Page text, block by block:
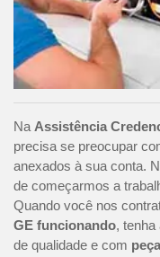
Na Assistência
precisa se preocupar
anexados à sua conta.
de começarmos a
Quando você nos
GE funcionando,
de qualidade e com